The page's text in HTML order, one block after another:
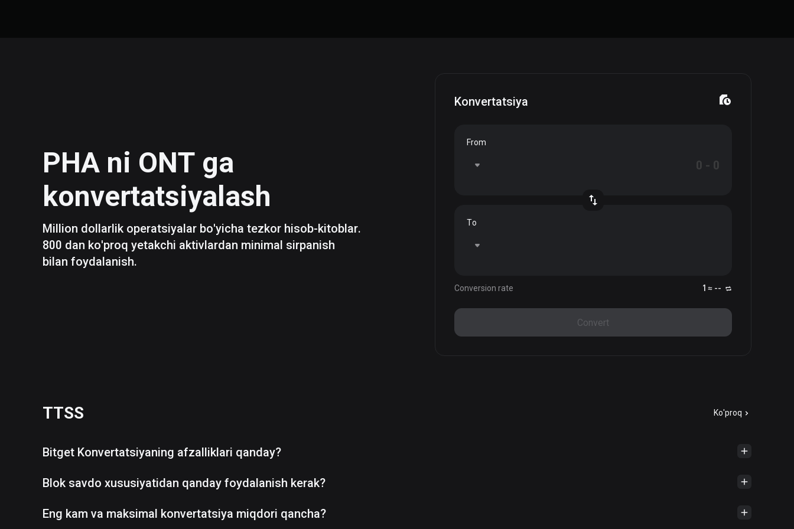
PHA ni ONT ga
konvertatsiyalash
Million dollarlik operatsiyalar bo'yicha tezkor hisob-kitoblar.
800 dan ko'proq yetakchi aktivlardan minimal sirpanish
bilan foydalanish.
Konvertatsiya
From
To
Conversion rate 1 ≈ --
Convert
TTSS Ko'proq
Bitget Konvertatsiyaning afzalliklari qanday?
Blok savdo xususiyatidan qanday foydalanish kerak?
Eng kam va maksimal konvertatsiya miqdori qancha?